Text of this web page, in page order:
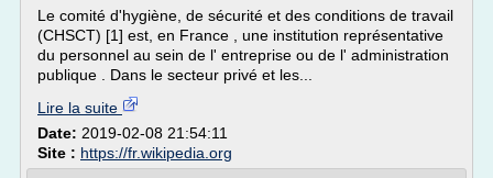
Le comité d'hygiène, de sécurité et des conditions de travail
(CHSCT) [1] est, en France , une institution représentative
du personnel au sein de l' entreprise ou de l' administration
publique . Dans le secteur privé et les...
Lire la suite
Date: 2019-02-08 21:54:11
Site : https://fr.wikipedia.org